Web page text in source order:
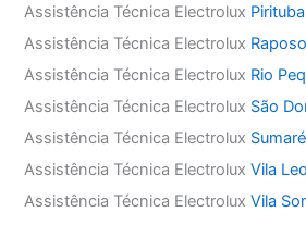
Assistência Técnica Electrolux Pirituba
Assistência Técnica Electrolux
Assistência Técnica Electrolux Rio
Assistência Técnica Electrolux São
Assistência Técnica Electrolux Sumaré
Assistência Técnica ElectroluxVila
Assistência Técnica ElectroluxVila